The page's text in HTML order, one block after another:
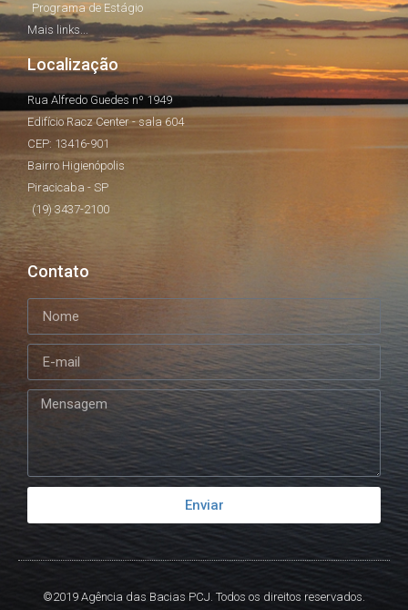
Programa de Estágio
Mais links...
Localização
Rua Alfredo Guedes nº 1949
Edifício Racz Center - sala 604
CEP: 13416-901
Bairro Higienópolis
Piracicaba - SP
(19) 3437-2100
Contato
Enviar
©2019 Agência das Bacias PCJ. Todos os direitos reservados.